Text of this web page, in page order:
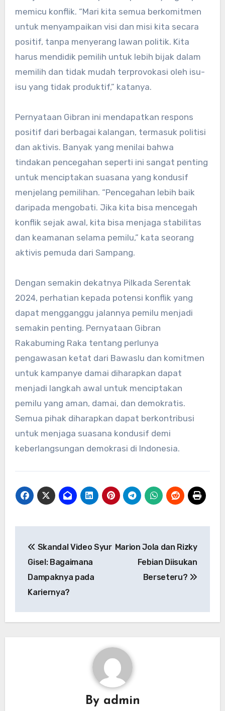
memicu konflik. “Mari kita semua berkomitmen
untuk menyampaikan visi dan misi kita secara
positif, tanpa menyerang lawan politik. Kita
harus mendidik pemilih untuk lebih bijak dalam
memilih dan tidak mudah terprovokasi oleh isu-
isu yang tidak produktif,” katanya.
Pernyataan Gibran ini mendapatkan respons
positif dari berbagai kalangan, termasuk politisi
dan aktivis. Banyak yang menilai bahwa
tindakan pencegahan seperti ini sangat penting
untuk menciptakan suasana yang kondusif
menjelang pemilihan. “Pencegahan lebih baik
daripada mengobati. Jika kita bisa mencegah
konflik sejak awal, kita bisa menjaga stabilitas
dan keamanan selama pemilu,” kata seorang
aktivis pemuda dari Sampang.
Dengan semakin dekatnya Pilkada Serentak
2024, perhatian kepada potensi konflik yang
dapat mengganggu jalannya pemilu menjadi
semakin penting. Pernyataan Gibran
Rakabuming Raka tentang perlunya
pengawasan ketat dari Bawaslu dan komitmen
untuk kampanye damai diharapkan dapat
menjadi langkah awal untuk menciptakan
pemilu yang aman, damai, dan demokratis.
Semua pihak diharapkan dapat berkontribusi
untuk menjaga suasana kondusif demi
keberlangsungan demokrasi di Indonesia.
pos
Skandal Video Syur
Gisel: Bagaimana
Dampaknya pada
Kariernya?
Marion Jola dan Rizky
Febian Diisukan
Berseteru?
By admin